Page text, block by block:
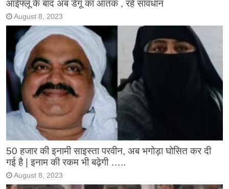
आईफ्लू के बाद अब डेंगू का आतंक , रहें सावधान
August 8, 2023
50 हजार की इनामी साइस्ता परवीन, अब भगोड़ा घोसित कर दी
गई है | इनाम की रकम भी बढ़ेगी …..
August 8, 2023